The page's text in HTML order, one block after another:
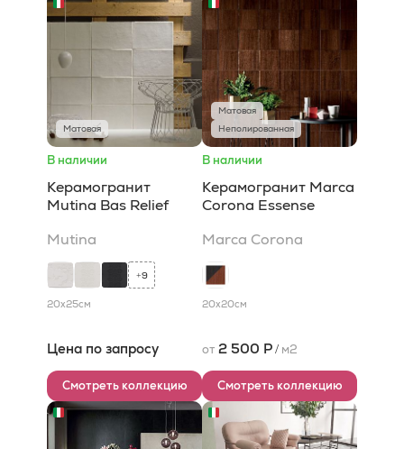
Матовая
В наличии
Керамогранит
Mutina Bas Relief
Mutina
+9
20x25см
Цена по запросу
Смотреть коллекцию
Матовая
Неполированная
В наличии
Керамогранит Marca
Corona Essense
Marca Corona
20x20см
от 2 500 Р/ м2
Смотреть коллекцию